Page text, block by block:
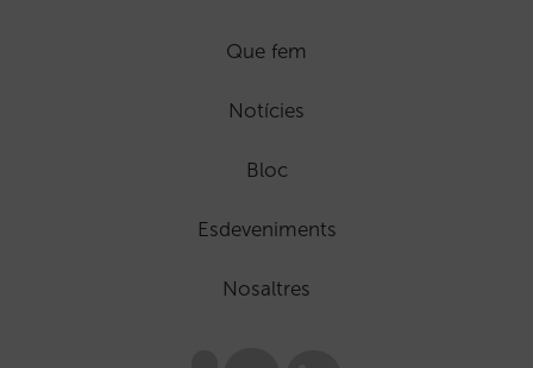
Que fem
Notícies
Bloc
Esdeveniments
Nosaltres